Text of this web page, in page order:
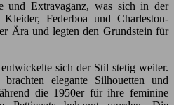
und Extravaganz, was sich in der
Federboa und Charleston-
Ära und legten den Grundstein für
sich der Stil stetig weiter.
elegante Silhouetten und
die 1950er für ihre feminine